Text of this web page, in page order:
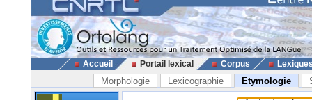
Accueil Portail lexical Corpus
Morphologie Lexicographie Etymologie